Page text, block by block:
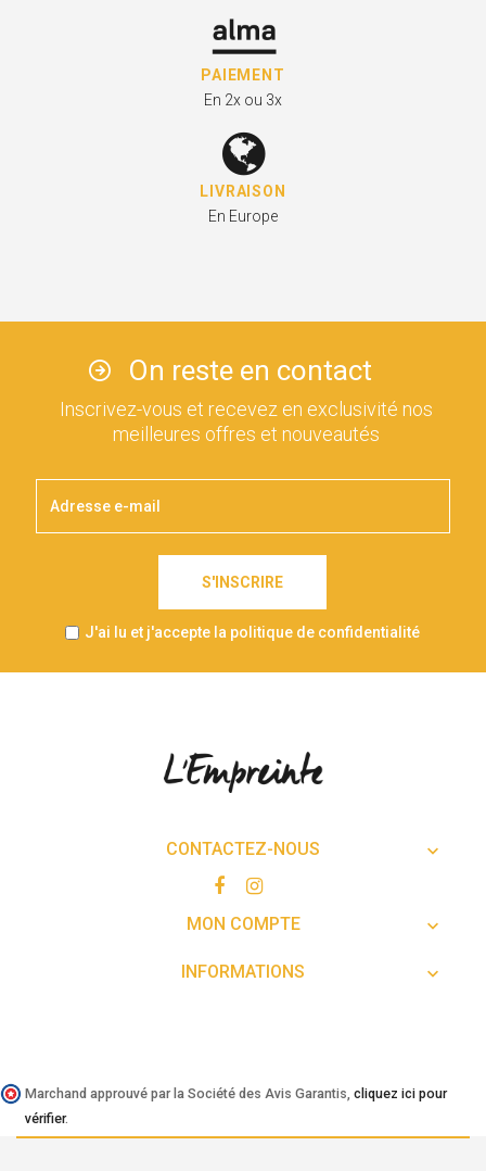
PAIEMENT
En 2x ou 3x
LIVRAISON
En Europe
On reste en contact
Inscrivez-vous et recevez en exclusivité nos
meilleures offres et nouveautés
S'INSCRIRE
J'ai lu et j'accepte la politique de confidentialité
CONTACTEZ-NOUS 
MON COMPTE 
INFORMATIONS 
Marchand approuvé par la Société des Avis Garantis, cliquez ici pour
vérifier.